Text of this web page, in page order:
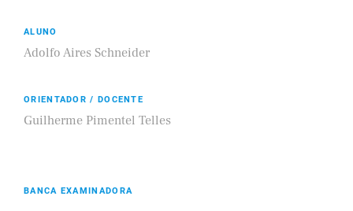
ALUNO
Adolfo Aires Schneider
ORIENTADOR / DOCENTE
Guilherme Pimentel Telles
BANCA EXAMINADORA